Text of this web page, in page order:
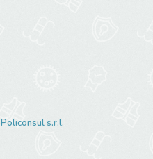
Policonsul s.r.l.